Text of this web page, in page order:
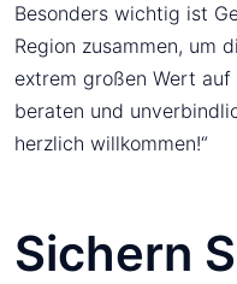
Besonders wichtig ist
Region zusammen, um
extrem großen Wert
beraten und
herzlich willkommen!“
Sichern